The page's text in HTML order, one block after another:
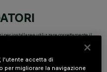
per installare e utilizzare correttamente il
l'utente accetta di
per migliorare la navigazione